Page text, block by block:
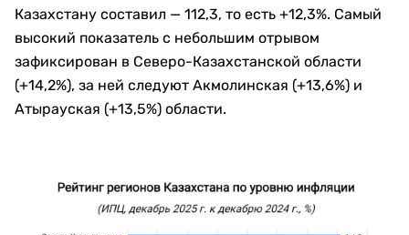
Казахстану составил — 112,3, то есть +12,3%. Самый
высокий показатель с небольшим отрывом
зафиксирован в Северо-Казахстанской области
(+14,2%), за ней следуют Акмолинская (+13,6%) и
Атырауская (+13,5%) области.